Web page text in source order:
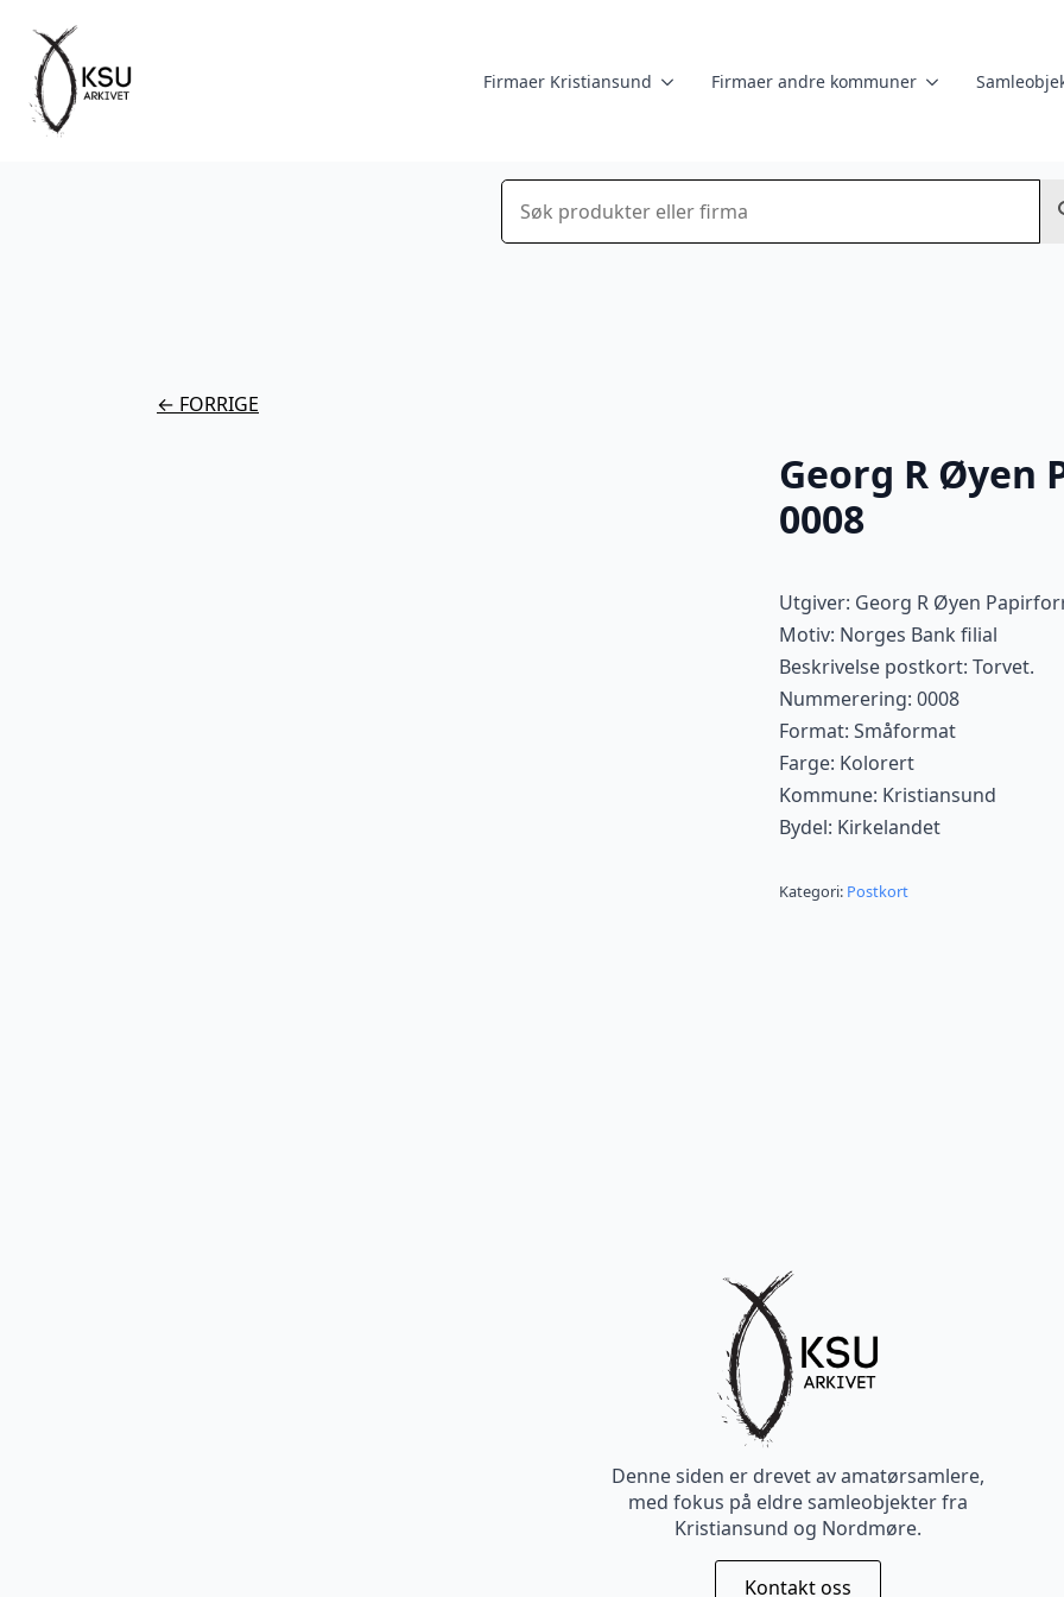
Firmaer Kristiansund Firmaer andre kommuner
Søk
← FORRIGE
Georg R Øyen
0008
Utgiver: Georg R Øyen
Motiv: Norges Bank filial
Beskrivelse postkort: Torvet.
Nummerering: 0008
Format: Småformat
Farge: Kolorert
Kommune: Kristiansund
Bydel: Kirkelandet
Kategori: Postkort
Denne siden er drevet av amatørsamlere,
med fokus på eldre samleobjekter fra
Kristiansund og Nordmøre.
Kontakt oss